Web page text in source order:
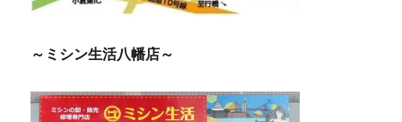
～ミシン生活八幡店～